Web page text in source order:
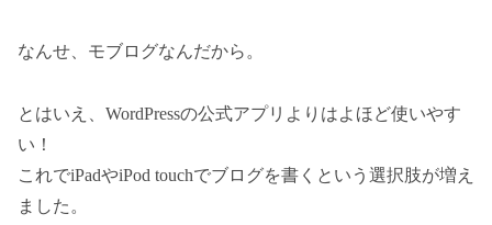
なんせ、モブログなんだから。
とはいえ、WordPressの公式アプリよりはよほど使いやす
い！
これでiPadやiPod touchでブログを書くという選択肢が増え
ました。